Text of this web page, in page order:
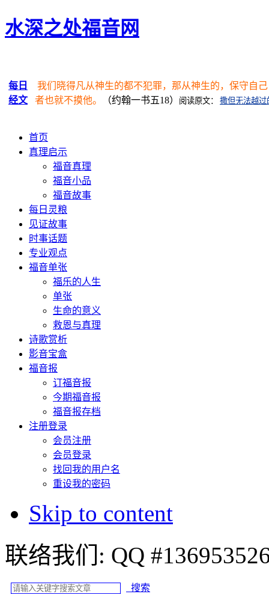
水深之处福音网
每日
经文
我们晓得凡从神生的都不犯罪，那从神生的，保守自
者也就不摸他。
（约翰一书五18） 阅读原文： 撒但无法越
首页
真理启示
福音真理
福音小品
福音故事
每日灵粮
见证故事
时事话题
专业观点
福音单张
福乐的人生
单张
生命的意义
救恩与真理
诗歌赏析
影音宝盒
福音报
订福音报
今期福音报
福音报存档
注册登录
会员注册
会员登录
找回我的用户名
重设我的密码
Skip to content
联络我们:
搜索